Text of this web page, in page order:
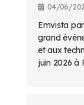
04/06/
Emvista
grand
et aux
juin 2026 à